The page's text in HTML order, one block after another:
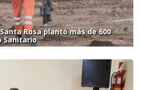
Rosa plantó más de 600
Sanitario